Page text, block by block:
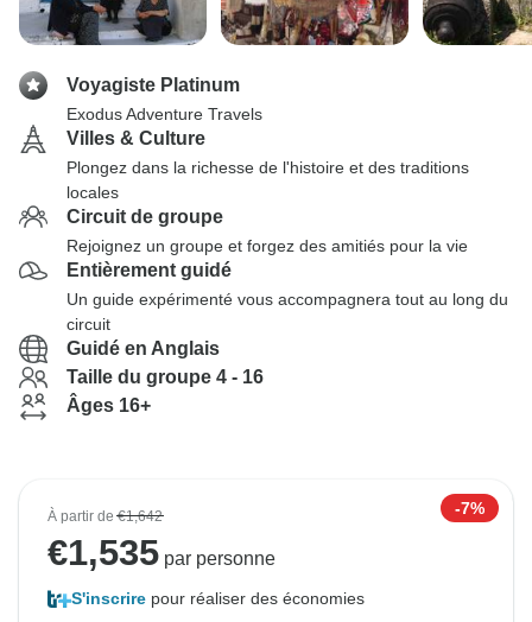
Voyagiste Platinum
Exodus Adventure Travels
Villes & Culture
Plongez dans la richesse de l'histoire et des traditions
locales
Circuit de groupe
Rejoignez un groupe et forgez des amitiés pour la vie
Entièrement guidé
Un guide expérimenté vous accompagnera tout au long du
circuit
Guidé en Anglais
Taille du groupe 4 - 16
Âges 16+
À partir de€1,642 -7%
€1,535 par personne
S'inscrire pour réaliser des économies